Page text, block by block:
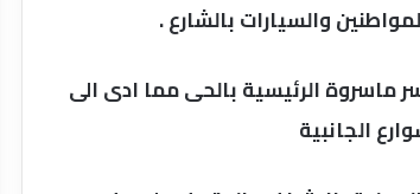
والسيارات بالشارع .
الرئيسية بالحى مما ادى الى
الجانبية